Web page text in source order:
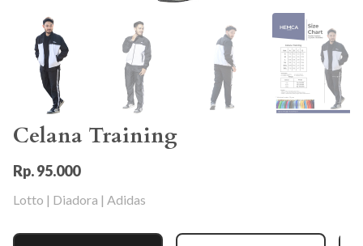
Celana Training
Rp. 95.000
Lotto | Diadora | Adidas